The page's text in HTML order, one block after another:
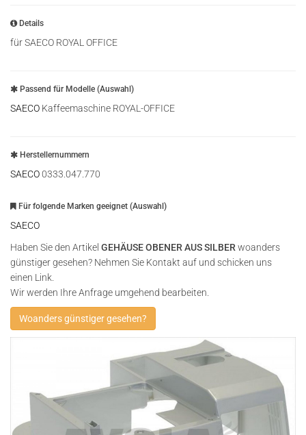
Details
für SAECO ROYAL OFFICE
Passend für Modelle (Auswahl)
SAECO Kaffeemaschine ROYAL-OFFICE
Herstellernummern
SAECO0333.047.770
Für folgende Marken geeignet (Auswahl)
SAECO
Haben Sie den Artikel GEHÄUSE OBENER AUS SILBER woanders
günstiger gesehen? Nehmen Sie Kontakt auf und schicken uns
einen Link.
Wir werden Ihre Anfrage umgehend bearbeiten.
Woanders günstiger gesehen?